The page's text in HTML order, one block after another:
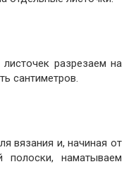
разрезаем на
сантиметров.
вязания и, начиная от
полоски, наматываем